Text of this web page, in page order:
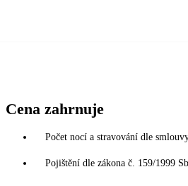
Cena zahrnuje
Počet nocí a stravování dle
Pojištění dle zákona č. 159/1999 Sb.